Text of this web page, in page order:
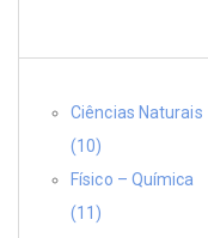
Ciências Naturais
(10)
Físico – Química
(11)